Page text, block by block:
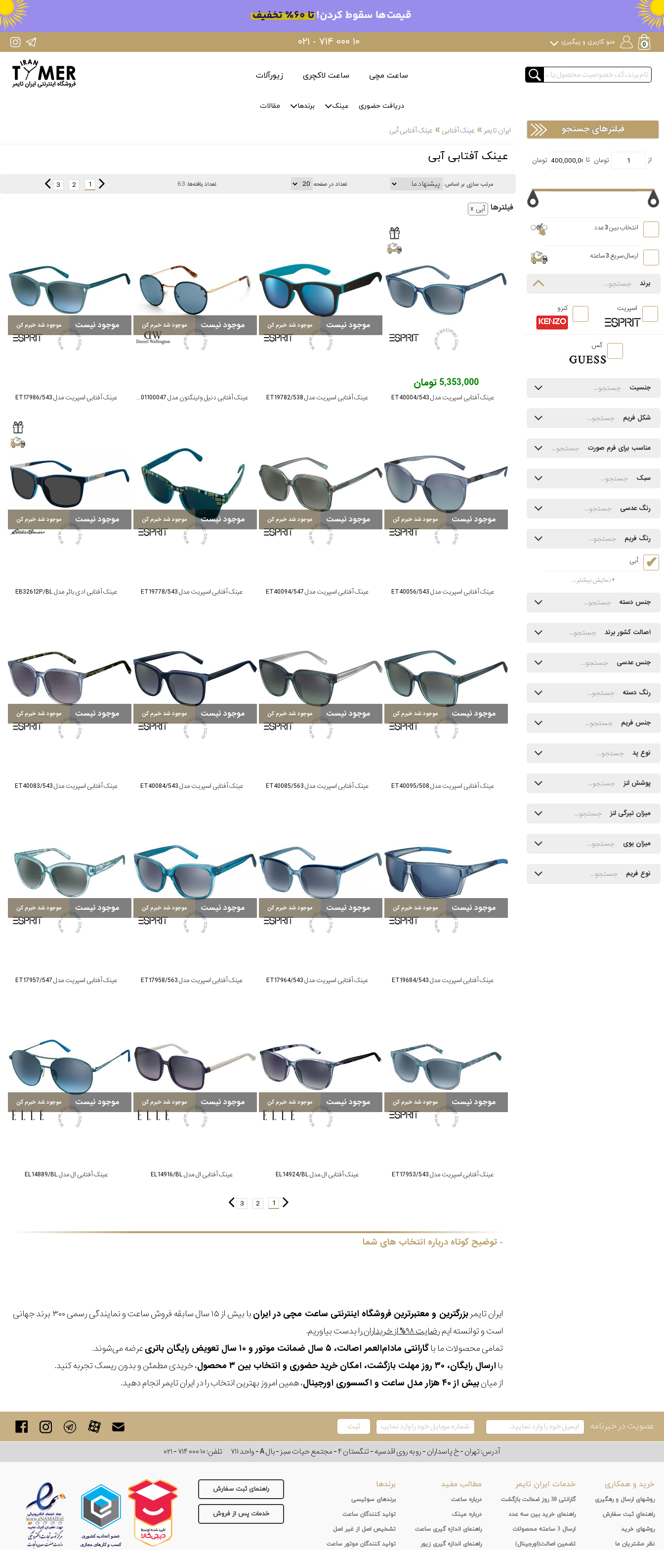
IranTimer Instagram Page ۰۲۱ - ۷۱۴ ۰۰۰ ۱۰ منو کاربری و پیگیری
ساعت مچی ساعت لاکچری زیورآلات
دریافت حضوری عینک برندها مقالات
ایران تایمر » عینک آفتابی» عینک آفتابی آبی
عینک آفتابی آبی
مرتب سازی بر اساس: تعداد در صفحه تعداد یافته‌ها:63
1
2
3
فیلتر‌ها آبی
5,353,000 تومان
عینک آفتابی اسپریت مدل ET40004/543
موجود نیست موجود شد خبرم کن
عینک آفتابی اسپریت مدل ET19782/538
موجود نیست موجود شد خبرم کن
عینک آفتابی دنیل ولینگتون مدل DW01100047
موجود نیست موجود شد خبرم کن
عینک آفتابی اسپریت مدل ET17986/543
موجود نیست موجود شد خبرم کن
عینک آفتابی اسپریت مدل ET40056/543
موجود نیست موجود شد خبرم کن
عینک آفتابی اسپریت مدل ET40094/547
موجود نیست موجود شد خبرم کن
عینک آفتابی اسپریت مدل ET19778/543
موجود نیست موجود شد خبرم کن
عینک آفتابی ادی بائر مدل EB32612P/BL
موجود نیست موجود شد خبرم کن
عینک آفتابی اسپریت مدل ET40095/508
موجود نیست موجود شد خبرم کن
عینک آفتابی اسپریت مدل ET40085/563
موجود نیست موجود شد خبرم کن
عینک آفتابی اسپریت مدل ET40084/543
موجود نیست موجود شد خبرم کن
عینک آفتابی اسپریت مدل ET40083/543
موجود نیست موجود شد خبرم کن
عینک آفتابی اسپریت مدل ET19684/543
موجود نیست موجود شد خبرم کن
عینک آفتابی اسپریت مدل ET17964/543
موجود نیست موجود شد خبرم کن
عینک آفتابی اسپریت مدل ET17958/563
موجود نیست موجود شد خبرم کن
عینک آفتابی اسپریت مدل ET17957/547
موجود نیست موجود شد خبرم کن
عینک آفتابی اسپریت مدل ET17953/543
موجود نیست موجود شد خبرم کن
عینک آفتابی ال مدل EL14924/BL
موجود نیست موجود شد خبرم کن
عینک آفتابی ال مدل EL14916/BL
موجود نیست موجود شد خبرم کن
عینک آفتابی ال مدل EL14889/BL
1
2
3
توضیح کوتاه درباره انتخاب های شما
ایران تایمربزرگترین و معتبرترین فروشگاه اینترنتی ساعت مچی در ایران
با بیش از ۱۵ سال سابقه فروش ساعت و نمایندگی رسمی ۳۰۰ برند جهانی
است و توانسته ایمرضایت ۹۸% از خریداران
را بدست بیاوریم.
تمامی محصولات ما باگارانتی مادام‌العمر اصالت، ۵ سال ضمانت موتور و ۱۰ سال تعویض رایگان باتری
عرضه می‌شوند.
باارسال رایگان، ۳۰ روز مهلت بازگشت، امکان خرید حضوری و انتخاب بین ۳ محصول
، خریدی مطمئن و بدون ریسک تجربه کنید.
از میانبیش از ۴۰ هزار مدل ساعت و اکسسوری اورجینال ، همین امروز بهترین انتخاب را در ایران تایمر انجام دهید.
فیلترهای جستجو
انتخاب بین 3 عدد
ارسال سریع 3 ساعته
برند
اسپریت کنزو
گس
جنسیت
شکل فریم
مناسب برای فرم صورت
سبک
رنگ عدسی
رنگ فریم
آبی
نمایش بیشتر...
جنس دسته
اصالت کشور برند
جنس عدسی
رنگ دسته
جنس فریم
نوع پد
پوشش لنز
میزان تیرگی لنز
میزان یوی
نوع فریم
عضویت در خبرنامه
آدرس: تهران - خ پاسداران - رو به روی اقدسیه - تنگستان ۴ - مجتمع حیات سبز - بال A - واحد ۷۱۱ تلفن:۰۲۱ - ۷۱۴ ۰۰۰ ۱۰
راهنمای ثبت سفارش
خدمات پس از فروش
خرید و همکاری
روشهای ارسال و رهگیری
راهنماي ثبت سفارش
روشهای خرید
نظر مشتریان ما
خدمات ایران تایمر
گارانتی 30 روز ضمانت بازگشت
راهنمای خرید بین سه عدد
ارسال 3 ساعته محصولات
تضمین اصالت(اورجینال)
مطالب مفید
درباره ساعت
درباره عینک
راهنمای اندازه گیری ساعت
راهنمای اندازه گیری زیور
برندها
برندهای سوئیسی
تولید کنندگان ساعت
تشخیص اصل از غیر اصل
تولید کنندگان موتور ساعت